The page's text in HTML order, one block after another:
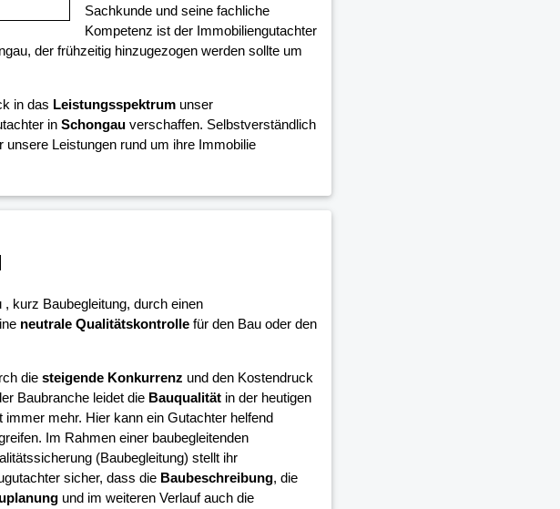
Sachkunde und seine fachliche
Kompetenz ist der Immobiliengutachter
der frühzeitig hinzugezogen werden sollte um
in das Leistungsspektrumunser
in Schongauverschaffen. Selbstverständlich
unsere Leistungen rund um ihre Immobilie
kurz Baubegleitung, durch einen
neutrale Qualitätskontrollefür den Bau oder den
die steigende Konkurrenz und den Kostendruck
Baubranche leidet die Bauqualitätin der heutigen
immer mehr. Hier kann ein Gutachter helfend
Im Rahmen einer baubegleitenden
(Baubegleitung) stellt ihr
sicher, dass die Baubeschreibung, die
und im weiteren Verlauf auch die